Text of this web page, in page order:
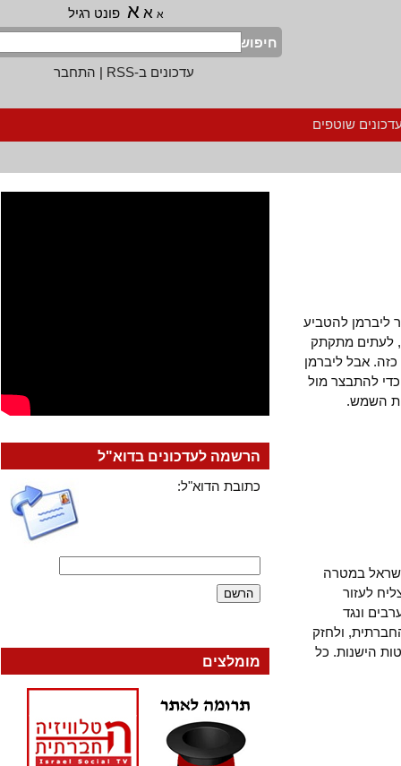
א א פונט רגיל
חיפוש
עדכונים ב-RSS
|התחבר
שוטפים
להטביע
מתקתק
אבל ליברמן
להתבצר מול
השמש.
במטרה
לעזור
ונגד
ולחזק
כל
הרשמה לעדכונים בדוא"ל
כתובת הדוא"ל:
מומלצים